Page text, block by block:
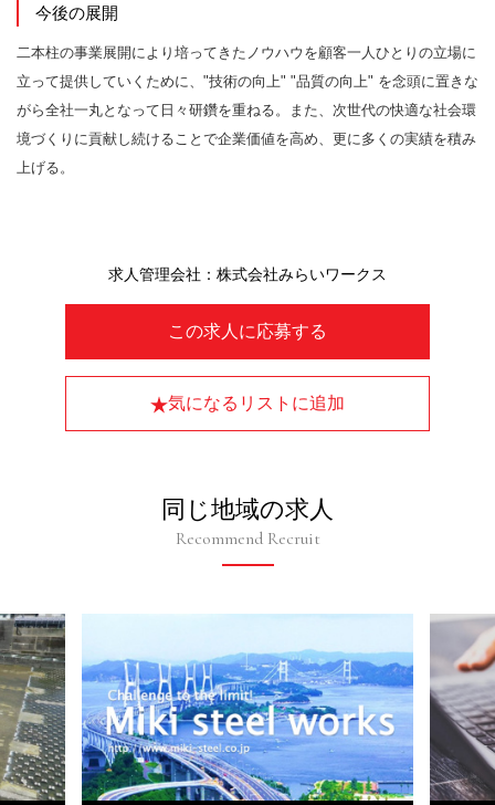
今後の展開
二本柱の事業展開により培ってきたノウハウを顧客一人ひとりの立場に
立って提供していくために、"技術の向上" "品質の向上" を念頭に置きな
がら全社一丸となって日々研鑽を重ねる。また、次世代の快適な社会環
境づくりに貢献し続けることで企業価値を高め、更に多くの実績を積み
上げる。
この求人に応募する
気になるリストに追加
求人管理会社：株式会社みらいワークス
同じ地域の求人
Recommend Recruit